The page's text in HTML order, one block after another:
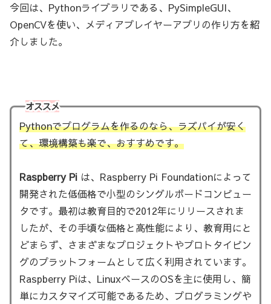
今回は、Pythonライブラリである、PySimpleGUI、
OpenCVを使い、メディアプレイヤーアプリの作り方を紹
介しました。
オススメ
Pythonでプログラムを作るのなら、ラズパイが安く
て、環境構築も楽で、おすすめです。
Raspberry Piは、Raspberry Pi Foundationによって
開発された低価格で小型のシングルボードコンピュー
タです。最初は教育目的で2012年にリリースされま
したが、その手頃な価格と高性能により、教育用にと
どまらず、さまざまなプロジェクトやプロトタイピン
グのプラットフォームとして広く利用されています。
Raspberry Piは、LinuxベースのOSを主に使用し、簡
単にカスタマイズ可能であるため、プログラミングや